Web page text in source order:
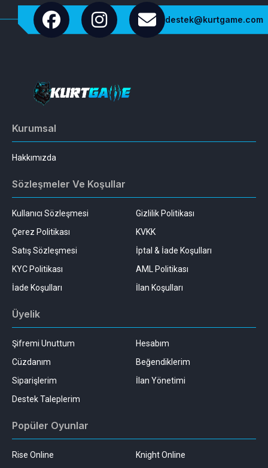
destek@kurtgame.com
Kurumsal
Hakkımızda
Sözleşmeler Ve Koşullar
Kullanıcı Sözleşmesi
Gizlilik Politikası
Çerez Politikası
KVKK
Satış Sözleşmesi
İptal & İade Koşulları
KYC Politikası
AML Politikası
İade Koşulları
İlan Koşulları
Üyelik
Şifremi Unuttum
Hesabım
Cüzdanım
Beğendiklerim
Siparişlerim
İlan Yönetimi
Destek Taleplerim
Popüler Oyunlar
Rise Online
Knight Online